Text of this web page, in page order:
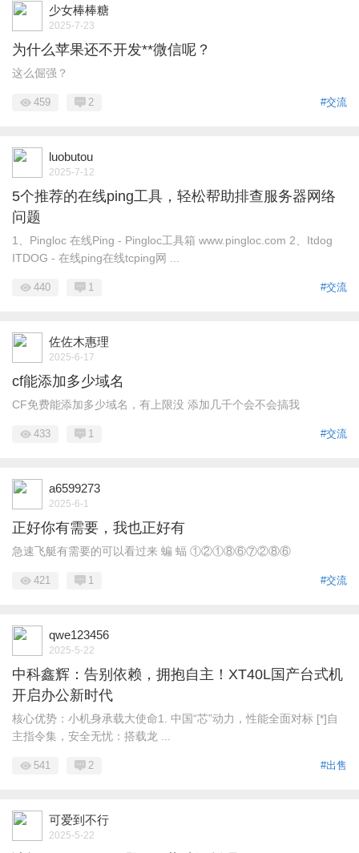
少女棒棒糖
2025-7-23
为什么苹果还不开发**微信呢？
这么倔强？
#交流
459 2
luobutou
2025-7-12
5个推荐的在线ping工具，轻松帮助排查服务器网络
问题
1、Pingloc 在线Ping - Pingloc工具箱 www.pingloc.com 2、Itdog
ITDOG - 在线ping在线tcping网 ...
#交流
440 1
佐佐木惠理
2025-6-17
cf能添加多少域名
CF免费能添加多少域名，有上限没 添加几千个会不会搞我
#交流
433 1
a6599273
2025-6-1
正好你有需要，我也正好有
急速飞艇有需要的可以看过来 蝙 蝠 ①②①⑧⑥⑦②⑧⑥
#交流
421 1
qwe123456
2025-5-22
中科鑫辉：告别依赖，拥抱自主！XT40L国产台式机
开启办公新时代
核心优势：小机身承载大使命1. 中国“芯”动力，性能全面对标 [*]自
主指令集，安全无忧：搭载龙 ...
#出售
541 2
可爱到不行
2025-5-22